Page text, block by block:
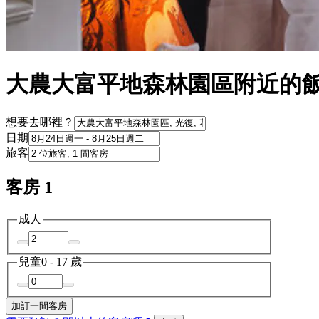
大農大富平地森林園區附近的
想要去哪裡？
日期
旅客
客房 1
成人
兒童0 - 17 歲
加訂一間客房